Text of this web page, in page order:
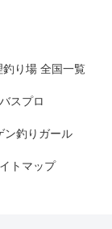
釣り場 全国一覧
バスプロ
ン釣りガール
トマップ